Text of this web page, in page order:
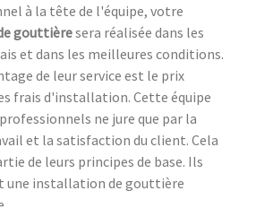
à la tête de l'équipe, votre
gouttièresera réalisée dans les
et dans les meilleures conditions.
de leur service est le prix
frais d'installation. Cette équipe
professionnels ne jure que par la
et la satisfaction du client. Cela
de leurs principes de base. Ils
une installation de gouttière